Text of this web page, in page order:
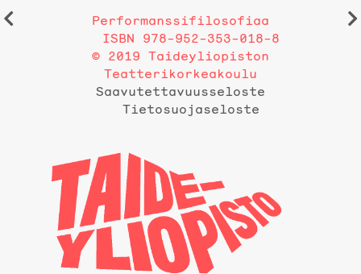
Performanssifilosofiaa
ISBN 978-952-353-018-8
© 2019 Taideyliopiston
Teatterikorkeakoulu
Saavutettavuusseloste
Tietosuojaseloste